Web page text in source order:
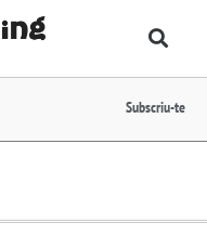
Subscriu-te